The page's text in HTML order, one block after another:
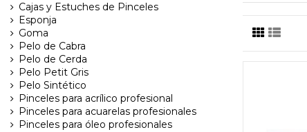
Cajas y Estuches de Pinceles
Esponja
Goma
Pelo de Cabra
Pelo de Cerda
Pelo Petit Gris
Pelo Sintético
Pinceles para acrílico profesional
Pinceles para acuarelas profesionales
Pinceles para óleo profesionales